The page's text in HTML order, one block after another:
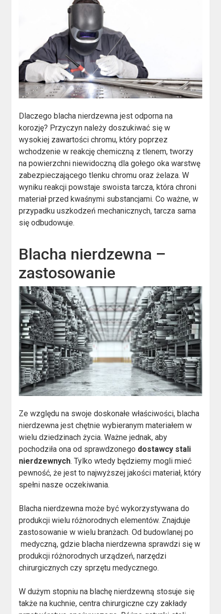
Dlaczego blacha nierdzewna jest odporna na
korozję? Przyczyn należy doszukiwać się w
wysokiej zawartości chromu, który poprzez
wchodzenie w reakcję chemiczną z tlenem, tworzy
na powierzchni niewidoczną dla gołego oka warstwę
zabezpieczającego tlenku chromu oraz żelaza. W
wyniku reakcji powstaje swoista tarcza, która chroni
materiał przed kwaśnymi substancjami. Co ważne, w
przypadku uszkodzeń mechanicznych, tarcza sama
się odbudowuje.
Blacha nierdzewna –
zastosowanie
Ze względu na swoje doskonałe właściwości, blacha
nierdzewna jest chętnie wybieranym materiałem w
wielu dziedzinach życia. Ważne jednak, aby
pochodziła ona od sprawdzonego dostawcy stali
nierdzewnych. Tylko wtedy będziemy mogli mieć
pewność, że jest to najwyższej jakości materiał, który
spełni nasze oczekiwania.
Blacha nierdzewna może być wykorzystywana do
produkcji wielu różnorodnych elementów. Znajduje
zastosowanie w wielu branżach. Od budowlanej po
medyczną, gdzie blacha nierdzewna sprawdzi się w
produkcji różnorodnych urządzeń, narzędzi
chirurgicznych czy sprzętu medycznego.
W dużym stopniu na blachę nierdzewną stosuje się
także na kuchnie, centra chirurgiczne czy zakłady